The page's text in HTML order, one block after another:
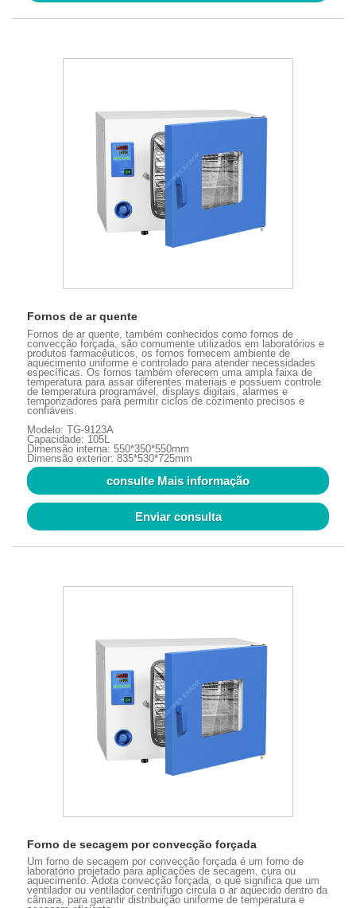
Fornos de ar quente
Fornos de ar quente, também conhecidos como fornos de
convecção forçada, são comumente utilizados em laboratórios e
produtos farmacêuticos, os fornos fornecem ambiente de
aquecimento uniforme e controlado para atender necessidades
específicas. Os fornos também oferecem uma ampla faixa de
temperatura para assar diferentes materiais e possuem controle
de temperatura programável, displays digitais, alarmes e
temporizadores para permitir ciclos de cozimento precisos e
confiáveis.
Modelo: TG-9123A
Capacidade: 105L
Dimensão interna: 550*350*550mm
Dimensão exterior: 835*530*725mm
consulte Mais informação
Enviar consulta
Forno de secagem por convecção forçada
Um forno de secagem por convecção forçada é um forno de
laboratório projetado para aplicações de secagem, cura ou
aquecimento. Adota convecção forçada, o que significa que um
ventilador ou ventilador centrífugo circula o ar aquecido dentro da
câmara, para garantir distribuição uniforme de temperatura e